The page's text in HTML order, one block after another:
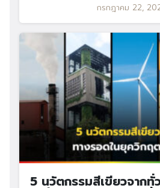
Search
for:
กรกฎาคม 22,
5 นวัตกรรมสีเขียวจากทั่